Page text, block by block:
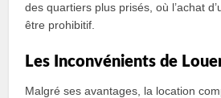
des quartiers plus prisés, où l’achat
être prohibitif.
Les Inconvénients de
Malgré ses avantages, la location